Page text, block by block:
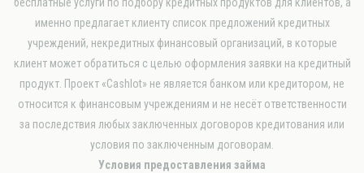
именно предлагает клиенту список предложений кредитных
учреждений, некредитных финансовый организаций, в которые
клиент может обратиться с целью оформления заявки на кредитный
продукт. Проект «Cashlot» не является банком или кредитором, не
относится к финансовым учреждениям и не несёт ответственности
за последствия любых заключенных договоров кредитования или
условия по заключенным договорам.
Условия предоставления займа